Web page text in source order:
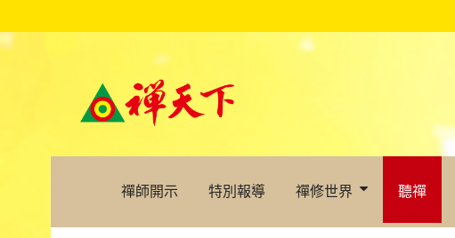
禪師開示 特別報導 禪修世界 聽禪